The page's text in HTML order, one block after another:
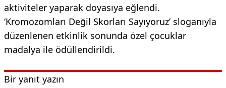
aktiviteler yaparak doyasıya eğlendi.
‘Kromozomları Değil Skorları Sayıyoruz’ sloganıyla
düzenlenen etkinlik sonunda özel çocuklar
madalya ile ödüllendirildi.
Bir yanıt yazın